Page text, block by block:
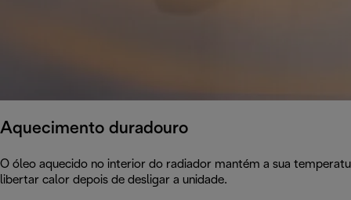
Aquecimento duradouro
O óleo aquecido no interior do radiador mantém a sua
libertar calor depois de desligar a unidade.